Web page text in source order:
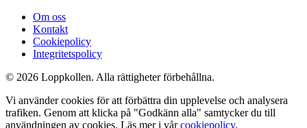
Om oss
Kontakt
Cookiepolicy
Integritetspolicy
© 2026 Loppkollen. Alla rättigheter förbehållna.
Vi använder cookies för att förbättra din upplevelse och analysera
trafiken. Genom att klicka på "Godkänn alla" samtycker du till
användningen av cookies. Läs mer i vårcookiepolicy.